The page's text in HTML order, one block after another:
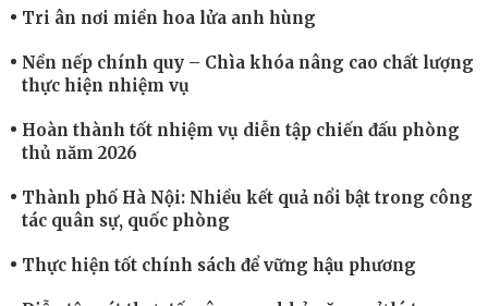
Tri ân nơi miền hoa lửa anh hùng
Nền nếp chính quy – Chìa khóa nâng cao chất lượng
thực hiện nhiệm vụ
Hoàn thành tốt nhiệm vụ diễn tập chiến đấu phòng
thủ năm 2026
Thành phố Hà Nội: Nhiều kết quả nổi bật trong công
tác quân sự, quốc phòng
Thực hiện tốt chính sách để vững hậu phương